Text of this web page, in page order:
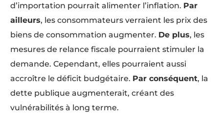
d’importation pourrait alimenter l’inflation. Par
ailleurs, les consommateurs verraient les prix des
biens de consommation augmenter. De plus, les
mesures de relance fiscale pourraient stimuler la
demande. Cependant, elles pourraient aussi
accroître le déficit budgétaire. Par conséquent, la
dette publique augmenterait, créant des
vulnérabilités à long terme.